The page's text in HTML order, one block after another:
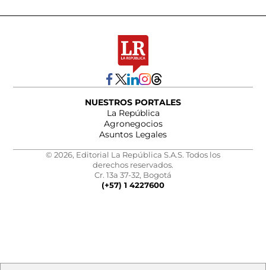
NUESTROS PORTALES
La República
Agronegocios
Asuntos Legales
© 2026, Editorial La República S.A.S. Todos los
derechos reservados.
Cr. 13a 37-32, Bogotá
(+57) 1 4227600